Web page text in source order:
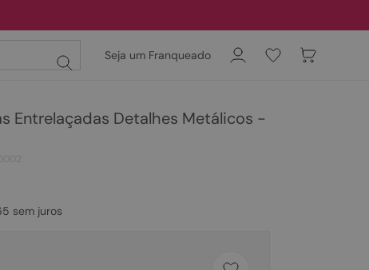
Seja um Franqueado
Entrelaçadas Detalhes Metálicos -
sem juros